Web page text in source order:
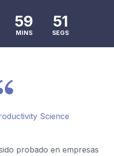
59
MINS
49
SEGS
Science
probado en empresas